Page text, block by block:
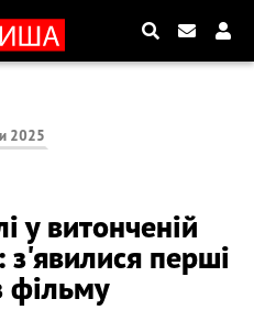
2025
у витонченій
з'явилися перші
фільму